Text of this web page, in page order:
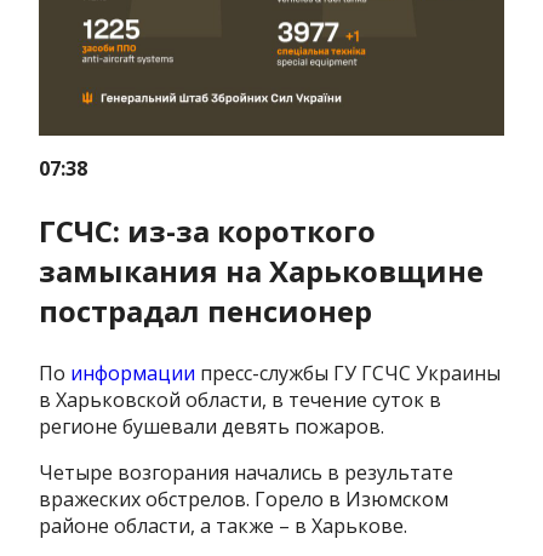
07:38
ГСЧС: из-за короткого
замыкания на Харьковщине
пострадал пенсионер
По информации пресс-службы ГУ ГСЧС Украины
в Харьковской области, в течение суток в
регионе бушевали девять пожаров.
Четыре возгорания начались в результате
вражеских обстрелов. Горело в Изюмском
районе области, а также – в Харькове.